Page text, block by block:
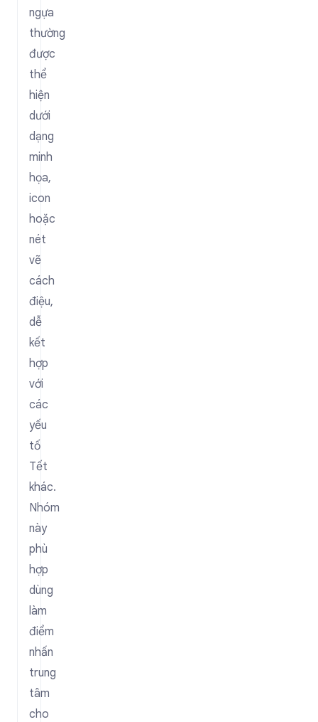
ngựa
thường
được
thể
hiện
dưới
dạng
minh
họa,
icon
hoặc
nét
vẽ
cách
điệu,
dễ
kết
hợp
với
các
yếu
tố
Tết
khác.
Nhóm
này
phù
hợp
dùng
làm
điểm
nhấn
trung
tâm
cho